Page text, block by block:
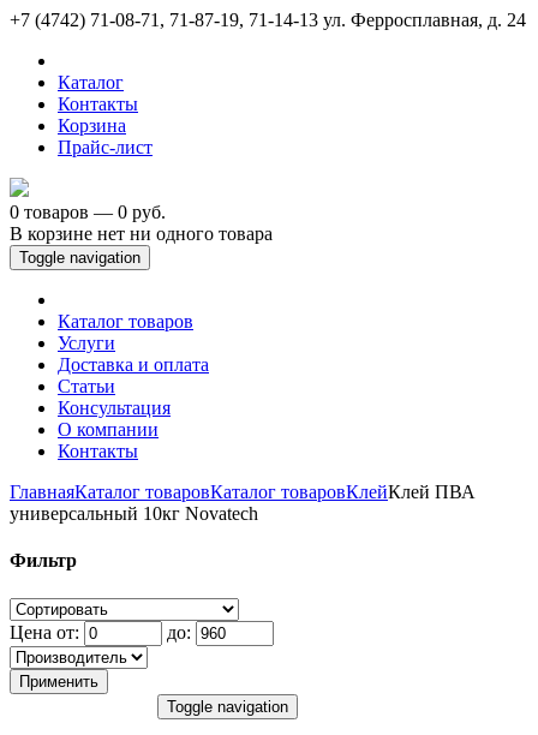
+7 (4742) 71-08-71, 71-87-19, 71-14-13 ул. Ферросплавная, д. 24
Каталог
Контакты
Корзина
Прайс-лист
0 товаров — 0 руб.
В корзине нет ни одного товара
Toggle navigation
Каталог товаров
Услуги
Доставка и оплата
Статьи
Консультация
О компании
Контакты
ГлавнаяКаталог товаровКаталог товаровКлейКлей ПВА
универсальный 10кг Novatech
Фильтр
Цена от: до:
Применить
Toggle navigation